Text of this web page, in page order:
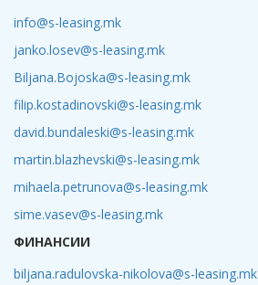
info@s-leasing.mk
janko.losev@s-leasing.mk
Biljana.Bojoska@s-leasing.mk
filip.kostadinovski@s-leasing.mk
david.bundaleski@s-leasing.mk
martin.blazhevski@s-leasing.mk
mihaela.petrunova@s-leasing.mk
sime.vasev@s-leasing.mk
ФИНАНСИИ
biljana.radulovska-nikolova@s-leasing.mk